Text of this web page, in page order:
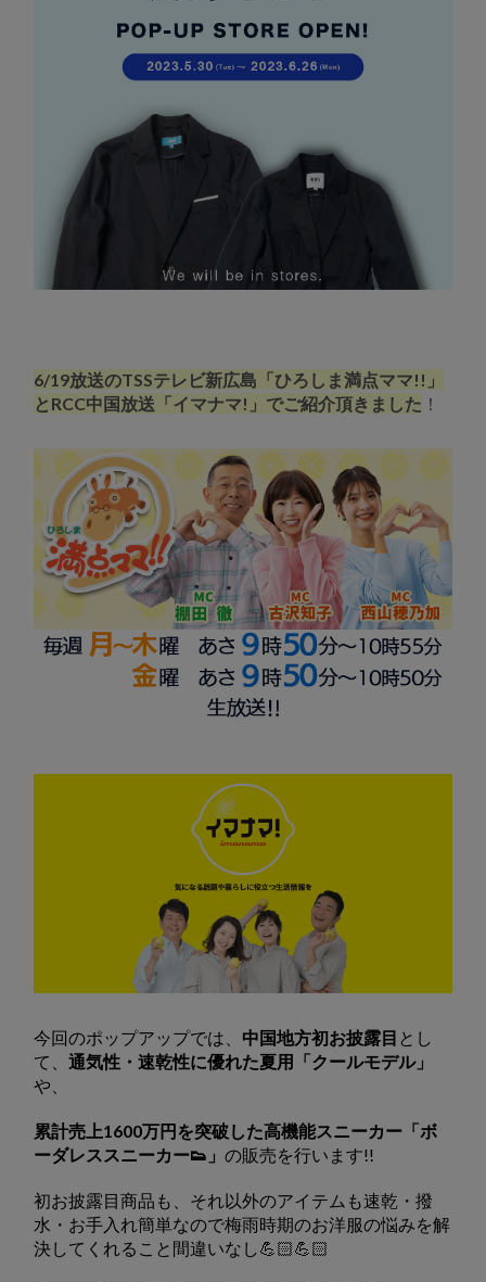
6/19放送のTSSテレビ新広島「ひろしま満点ママ!!」
とRCC中国放送「イマナマ!」でご紹介頂きました ！
今回のポップアップでは、 中国地方初お披露目 とし
て、 通気性・速乾性に優れた夏用「クールモデル」
や、
累計売上1600万円を突破した高機能スニーカー「ボ
ーダレススニーカー👟」 の販売を行います!!
初お披露目商品も、それ以外のアイテムも速乾・撥
水・お手入れ簡単なので梅雨時期のお洋服の悩みを解
決してくれること間違いなし💪🏻💪🏻